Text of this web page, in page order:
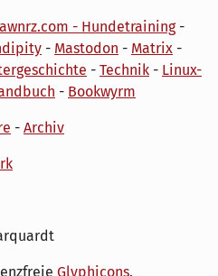
- Hundetraining-
- Mastodon - Matrix -
- Technik - Linux-
- Bookwyrm
- Archiv
Glyphicons.